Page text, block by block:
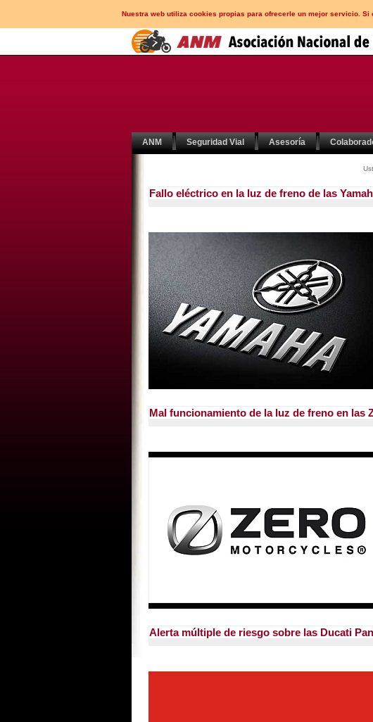
Nuestra web utiliza cookies propias para ofrecerle un mejor servicio.
ANM Seguridad Vial Asesoría
Fallo eléctrico en la luz de freno de las
Mal funcionamiento de la luz de freno en las
Alerta múltiple de riesgo sobre las Ducati